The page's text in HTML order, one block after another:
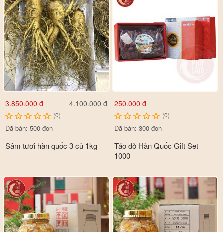
3.850.000 đ 4.100.000 đ
(0)
Đã bán: 500 đơn
Sâm tươi hàn quốc 3 củ 1kg
250.000 đ
(0)
Đã bán: 300 đơn
Táo đỏ Hàn Quốc Gift Set
1000